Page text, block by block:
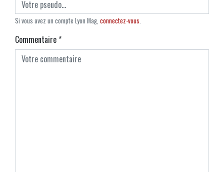
Si vous avez un compte Lyon Mag, connectez-vous.
Commentaire*